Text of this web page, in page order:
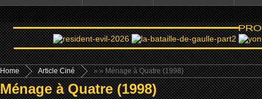
Home »
Article Ciné » Ménage à Quatre (1998)
Ménage à Quatre (1998)